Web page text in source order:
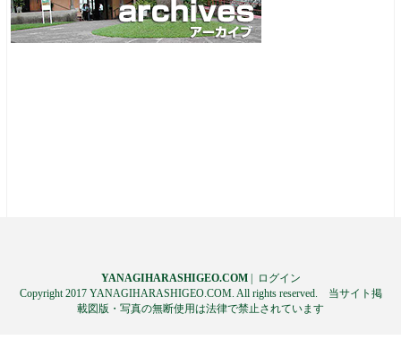
YANAGIHARASHIGEO.COM|
ログイン
Copyright 2017 YANAGIHARASHIGEO.COM. All rights reserved. 当サイト掲
載図版・写真の無断使用は法律で禁止されています